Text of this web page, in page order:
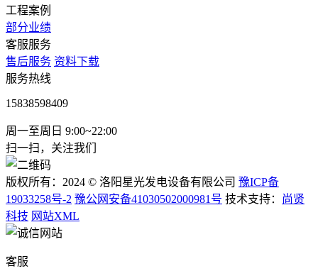
工程案例
部分业绩
客服服务
售后服务 资料下载
服务热线
15838598409
周一至周日 9:00~22:00
扫一扫，关注我们
版权所有：2024 © 洛阳星光发电设备有限公司 豫ICP备
19033258号-2 豫公网安备41030502000981号 技术支持：
尚贤
科技 网站XML
客服